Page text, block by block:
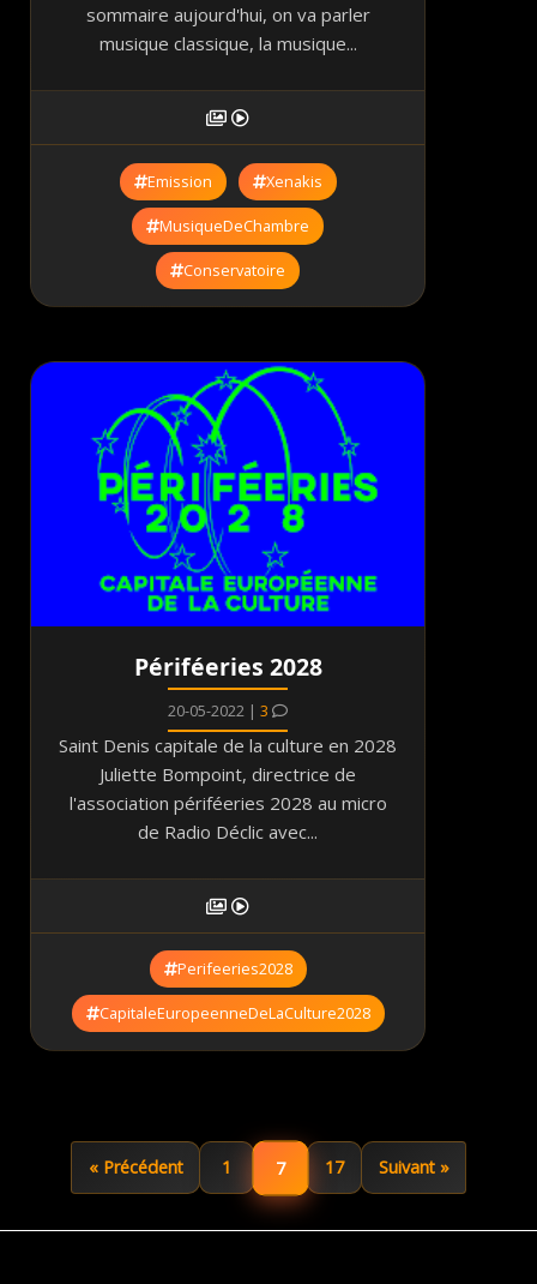
sommaire aujourd'hui, on va parler
musique classique, la musique...
Emission Xenakis
MusiqueDeChambre
Conservatoire
Périféeries 2028
20-05-2022 | 3
Saint Denis capitale de la culture en 2028
Juliette Bompoint, directrice de
l'association périféeries 2028 au micro
de Radio Déclic avec...
Perifeeries2028
CapitaleEuropeenneDeLaCulture2028
« Précédent 1 7 17 Suivant »